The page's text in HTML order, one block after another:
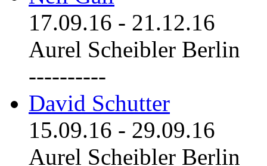
17.09.16 - 21.12.16
Aurel Scheibler Berlin
----------
David Schutter
15.09.16 - 29.09.16
Aurel Scheibler Berlin